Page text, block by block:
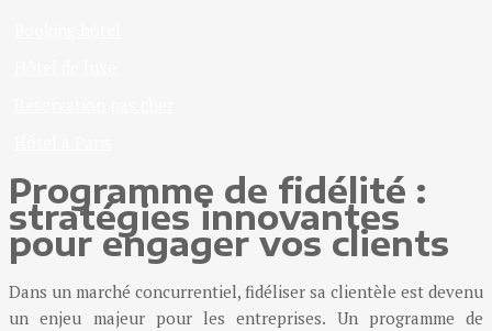
Programme de fidélité :
stratégies innovantes
pour engager vos clients
Dans un marché concurrentiel, fidéliser sa clientèle est devenu
un enjeu majeur pour les entreprises. Un programme de